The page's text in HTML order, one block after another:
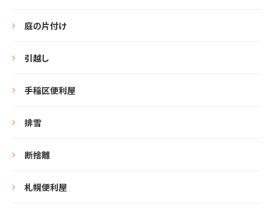
庭の片付け
引越し
手稲区便利屋
排雪
断捨離
札幌便利屋